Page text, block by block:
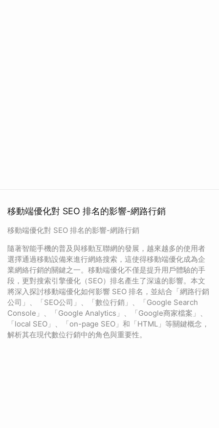
移動端優化對 SEO 排名的影響-網路行銷
移動端優化對 SEO 排名的影響-網路行銷
隨著智能手機的普及與移動互聯網的發展，越來越多的使用者
選擇通過移動設備來進行網絡搜索，這使得移動端優化成為企
業網絡行銷的關鍵之一。移動端優化不僅是提升用戶體驗的手
段，更對搜索引擎優化（SEO）排名產生了深遠的影響。本文
將深入探討移動端優化如何影響 SEO 排名，並結合「網路行銷
公司」、「SEO公司」、「數位行銷」、「Google Search
Console」、「Google Analytics」、「Google商家檔案」、
「local SEO」、「on-page SEO」和「HTML」等關鍵概念，
解析其在現代數位行銷中的角色與重要性。